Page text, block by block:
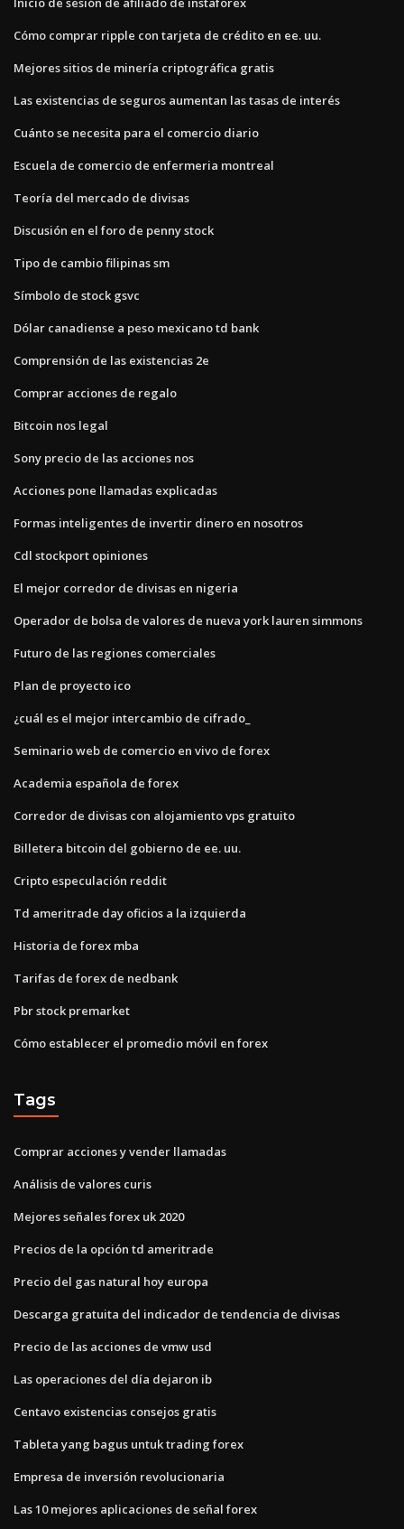
Cómo comprar ripple con tarjeta de crédito en ee. uu.
Mejores sitios de minería criptográfica gratis
Las existencias de seguros aumentan las tasas de interés
Cuánto se necesita para el comercio diario
Escuela de comercio de enfermeria montreal
Teoría del mercado de divisas
Discusión en el foro de penny stock
Tipo de cambio filipinas sm
Símbolo de stock gsvc
Dólar canadiense a peso mexicano td bank
Comprensión de las existencias 2e
Comprar acciones de regalo
Bitcoin nos legal
Sony precio de las acciones nos
Acciones pone llamadas explicadas
Formas inteligentes de invertir dinero en nosotros
Cdl stockport opiniones
El mejor corredor de divisas en nigeria
Operador de bolsa de valores de nueva york lauren simmons
Futuro de las regiones comerciales
Plan de proyecto ico
¿cuál es el mejor intercambio de cifrado_
Seminario web de comercio en vivo de forex
Academia española de forex
Corredor de divisas con alojamiento vps gratuito
Billetera bitcoin del gobierno de ee. uu.
Cripto especulación reddit
Td ameritrade day oficios a la izquierda
Historia de forex mba
Tarifas de forex de nedbank
Pbr stock premarket
Cómo establecer el promedio móvil en forex
Tags
Comprar acciones y vender llamadas
Análisis de valores curis
Mejores señales forex uk 2020
Precios de la opción td ameritrade
Precio del gas natural hoy europa
Descarga gratuita del indicador de tendencia de divisas
Precio de las acciones de vmw usd
Las operaciones del día dejaron ib
Centavo existencias consejos gratis
Tableta yang bagus untuk trading forex
Empresa de inversión revolucionaria
Las 10 mejores aplicaciones de señal forex